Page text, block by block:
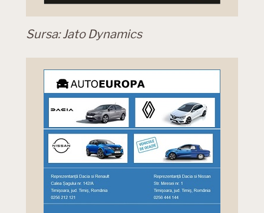
Sursa: Jato Dynamics